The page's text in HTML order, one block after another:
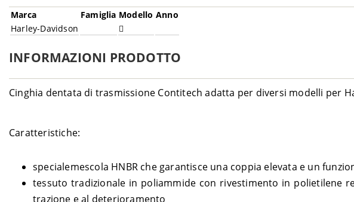
Marca Famiglia Modello Anno
Harley-Davidson
INFORMAZIONI PRODOTTO
Cinghia dentata di trasmissione Contitech adatta per diversi modelli per
Caratteristiche:
specialemescola HNBR che garantisce una coppia elevata e un
tessuto tradizionale in poliammide con rivestimento in polietilene
trazione e al deterioramento